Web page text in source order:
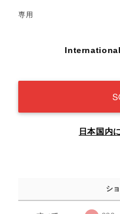
専用
日本国内
シ